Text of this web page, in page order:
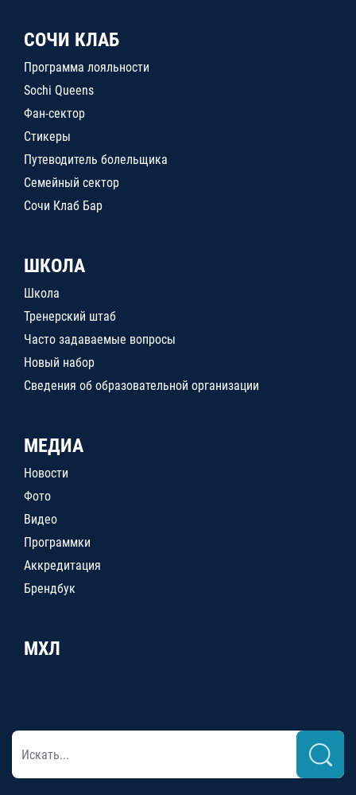
СОЧИ КЛАБ
Программа лояльности
Sochi Queens
Фан-сектор
Стикеры
Путеводитель болельщика
Семейный сектор
Сочи Клаб Бар
ШКОЛА
Школа
Тренерский штаб
Часто задаваемые вопросы
Новый набор
Сведения об образовательной организации
МЕДИА
Новости
Фото
Видео
Программки
Аккредитация
Брендбук
МХЛ